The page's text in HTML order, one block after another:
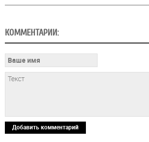
КОММЕНТАРИИ:
Добавить комментарий